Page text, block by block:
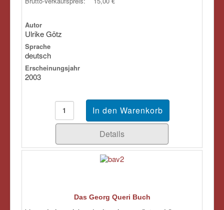
Autor
Ulrike Götz
Sprache
deutsch
Erscheinungsjahr
2003
Details
Das Georg Queri Buch